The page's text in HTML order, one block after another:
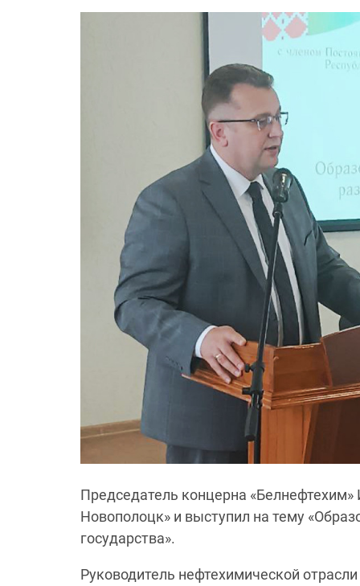
Председатель концерна
Новополоцк» и выступил на тему
государства».
Руководитель нефтехимической